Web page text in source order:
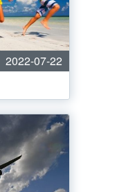
2022-07-22